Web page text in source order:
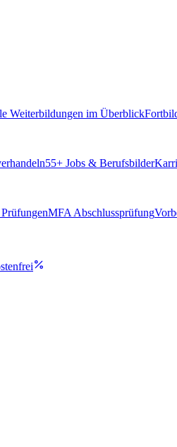
Weiterbildungen im Überblick
55+ Jobs & Berufsbilder
MFA Abschlussprüfung